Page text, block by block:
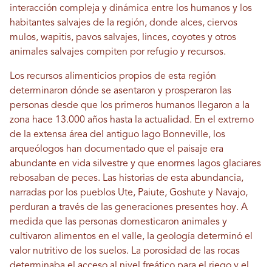
interacción compleja y dinámica entre los humanos y los
habitantes salvajes de la región, donde alces, ciervos
mulos, wapitis, pavos salvajes, linces, coyotes y otros
animales salvajes compiten por refugio y recursos.
Los recursos alimenticios propios de esta región
determinaron dónde se asentaron y prosperaron las
personas desde que los primeros humanos llegaron a la
zona hace 13.000 años hasta la actualidad. En el extremo
de la extensa área del antiguo lago Bonneville, los
arqueólogos han documentado que el paisaje era
abundante en vida silvestre y que enormes lagos glaciares
rebosaban de peces. Las historias de esta abundancia,
narradas por los pueblos Ute, Paiute, Goshute y Navajo,
perduran a través de las generaciones presentes hoy. A
medida que las personas domesticaron animales y
cultivaron alimentos en el valle, la geología determinó el
valor nutritivo de los suelos. La porosidad de las rocas